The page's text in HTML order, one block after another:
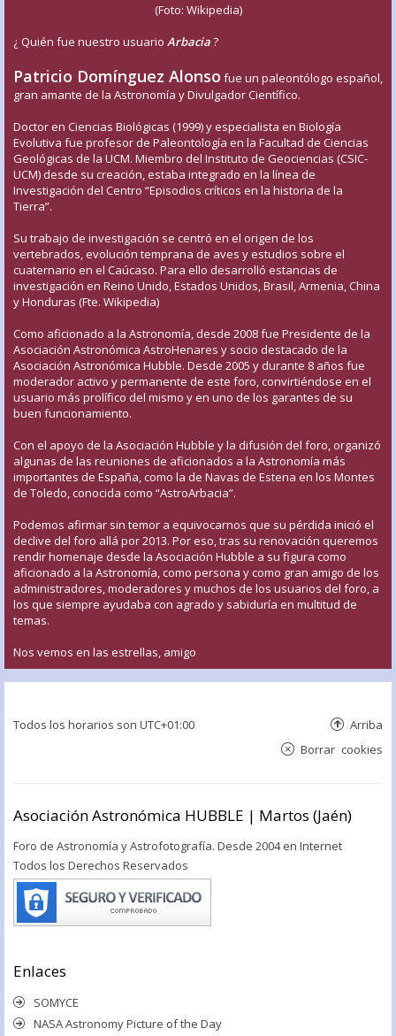
(Foto: Wikipedia)
¿ Quién fue nuestro usuario Arbacia?
Patricio Domínguez Alonso fue un paleontólogo español,
gran amante de la Astronomía y Divulgador Científico.
Doctor en Ciencias Biológicas (1999) y especialista en Biología
Evolutiva fue profesor de Paleontología en la Facultad de Ciencias
Geológicas de la UCM. Miembro del Instituto de Geociencias (CSIC-
UCM) desde su creación, estaba integrado en la línea de
Investigación del Centro “Episodios críticos en la historia de la
Tierra”.
Su trabajo de investigación se centró en el origen de los
vertebrados, evolución temprana de aves y estudios sobre el
cuaternario en el Caúcaso. Para ello desarrolló estancias de
investigación en Reino Unido, Estados Unidos, Brasil, Armenia, China
y Honduras (Fte. Wikipedia)
Como aficionado a la Astronomía, desde 2008 fue Presidente de la
Asociación Astronómica AstroHenares y socio destacado de la
Asociación Astronómica Hubble. Desde 2005 y durante 8 años fue
moderador activo y permanente de este foro, convirtiéndose en el
usuario más prolífico del mismo y en uno de los garantes de su
buen funcionamiento.
Con el apoyo de la Asociación Hubble y la difusión del foro, organizó
algunas de las reuniones de aficionados a la Astronomía más
importantes de España, como la de Navas de Estena en los Montes
de Toledo, conocida como “AstroArbacia”.
Podemos afirmar sin temor a equivocarnos que su pérdida inició el
declive del foro allá por 2013. Por eso, tras su renovación queremos
rendir homenaje desde la Asociación Hubble a su figura como
aficionado a la Astronomía, como persona y como gran amigo de los
administradores, moderadores y muchos de los usuarios del foro, a
los que siempre ayudaba con agrado y sabiduría en multitud de
temas.
Nos vemos en las estrellas, amigo
Todos los horarios son UTC+01:00 Arriba
Borrar cookies
Asociación Astronómica HUBBLE | Martos (Jaén)
Foro de Astronomía y Astrofotografía. Desde 2004 en Internet
Todos los Derechos Reservados
Enlaces
SOMYCE
NASA Astronomy Picture of the Day